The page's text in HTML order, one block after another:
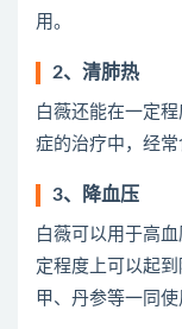
用。
2、清肺热
白薇还能在一定
症的治疗中，经常
3、降血压
白薇可以用于高
定程度上可以起
甲、丹参等一同使